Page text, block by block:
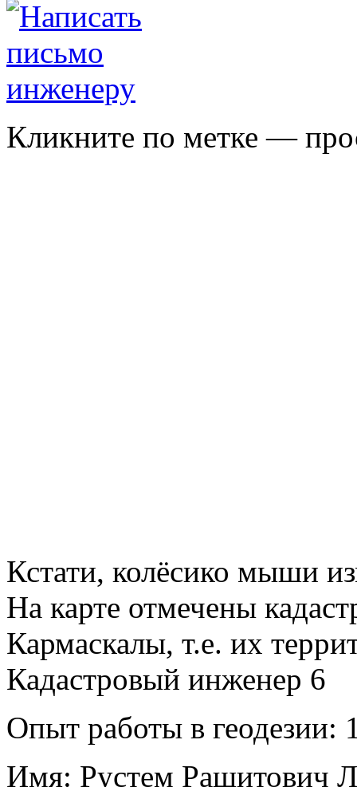
Кликните по метке —
Кстати, колёсико мыши
На карте отмечены
Кармаскалы, т.е. их
Кадастровый инженер 6
Опыт работы в геодезии:
Имя: Рустем Рашитович